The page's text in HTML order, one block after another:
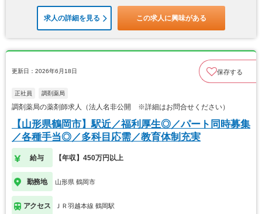
求人の詳細を見る この求人に興味がある
更新日：2026年6月18日 保存する
正社員 調剤薬局
調剤薬局の薬剤師求人（法人名非公開 ※詳細はお問合せください）
【山形県鶴岡市】駅近／福利厚生◎／パート同時募集
／各種手当◎／多科目応需／教育体制充実
給与 【年収】450万円以上
勤務地 山形県 鶴岡市
アクセス ＪＲ羽越本線 鶴岡駅